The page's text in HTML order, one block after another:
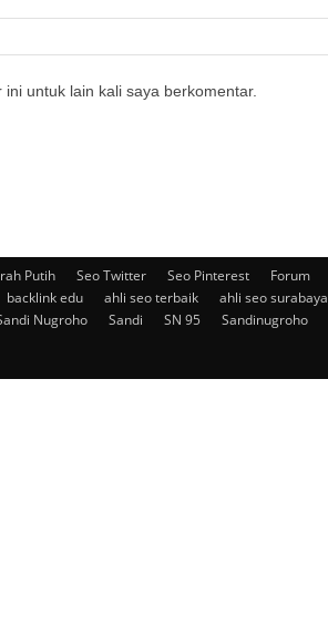
untuk lain kali saya berkomentar.
Putih Seo Twitter Seo Pinterest Forum
backlink edu ahli seo terbaik ahli seo surabaya
Nugroho Sandi SN 95 Sandinugroho